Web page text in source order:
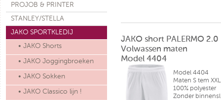
PROJOB & PRINTER
STANLEY/STELLA
JAKO SPORTKLEDIJ
• JAKO Shorts
• JAKO Joggingbroeken
• JAKO Sokken
• JAKO Classico lijn !
JAKO short PALERMO 2.0
Volwassen maten
Model 4404
Model 4404
Maten S tem XXL
100% polyester
Zonder